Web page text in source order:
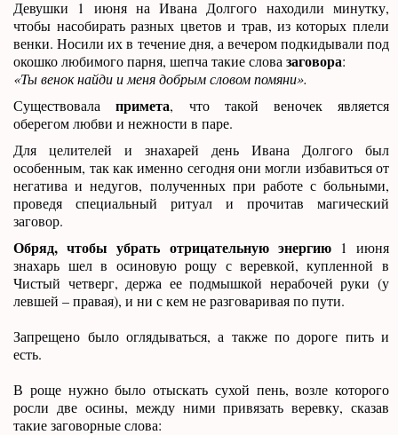
Девушки 1 июня на Ивана Долгого находили минутку,
чтобы насобирать разных цветов и трав, из которых плели
венки. Носили их в течение дня, а вечером подкидывали под
окошко любимого парня, шепча такие словазаговора:
«Ты венок найди и меня добрым словом помяни».
Существовалапримета, что такой веночек является
оберегом любви и нежности в паре.
Для целителей и знахарей день Ивана Долгого был
особенным, так как именно сегодня они могли избавиться от
негатива и недугов, полученных при работе с больными,
проведя специальный ритуал и прочитав магический
заговор.
Обряд, чтобы убрать отрицательную энергию1 июня
знахарь шел в осиновую рощу с веревкой, купленной в
Чистый четверг, держа ее подмышкой нерабочей руки (у
левшей – правая), и ни с кем не разговаривая по пути.
Запрещено было оглядываться, а также по дороге пить и
есть.
В роще нужно было отыскать сухой пень, возле которого
росли две осины, между ними привязать веревку, сказав
такие заговорные слова: